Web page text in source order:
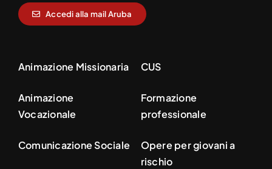
Accedi alla mail Aruba
Animazione Missionaria
Animazione
Vocazionale
Comunicazione Sociale
CUS
Formazione
professionale
Opere per giovani a
rischio